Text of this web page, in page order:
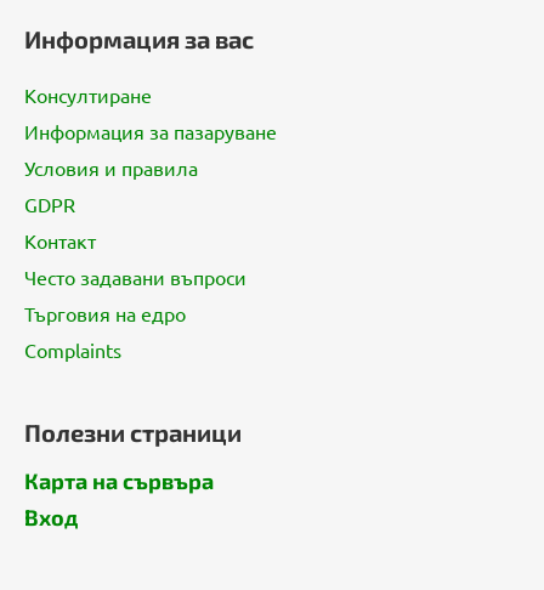
р
Информация за вас
Консултиране
Информация за пазаруване
Условия и правила
GDPR
Контакт
Често задавани въпроси
Търговия на едро
Complaints
Полезни страници
Карта на сървъра
Вход